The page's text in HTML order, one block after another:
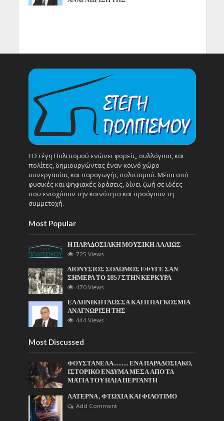
Η Στέγη Πολιτισμού ενώνει φορείς, συλλόγους και
πολίτες, δημιουργώντας έναν κοινό χώρο
συνεργασίας και παραγωγής πολιτισμού. Μέσα από
φυσικές και ψηφιακές δράσεις, δίνει ζωή σε ιδέες
που ενισχύουν την κοινότητα και προάγουν τη
συμμετοχή.
Most Popular
Η ΠΑΡΑΔΟΣΙΑΚΗ ΜΟΥΣΙΚΗ ΑΛΛΙΩΣ
725 Views
ΔΙΟΝΥΣΙΟΣ ΣΟΛΩΜΟΣ ΕΦΥΓΕ ΣΑΝ
ΣΗΜΕΡΑ ΤΟ 1857 ΣΤΗΝ ΚΕΡΚΥΡΑ
470 Views
ΕΛΛΗΝΙΚΗ ΓΛΩΣΣΑ ΚΑΙ Η ΠΑΓΚΟΣΜΙΑ
ΑΝΑΓΝΩΡΙΣΗ ΤΗΣ
444 Views
Most Discussed
ΦΟΥΣΤΑΝΕΛΑ……… ΕΝΑ ΠΑΡΑΔΟΣΙΑΚΟ,
ΙΣΤΟΡΙΚΟ ΕΝΔΥΜΑ ΜΕΣΑ ΑΠΟ ΤΑ
ΜΑΤΙΑ ΤΟΥ ΗΛΙΑ ΠΕΡΓΑΝΤΗ
ΛΑΤΕΡΝΑ , ΦΤΩΧΙΑ ΚΑΙ ΦΙΛΟΤΙΜΟ
Add Comment